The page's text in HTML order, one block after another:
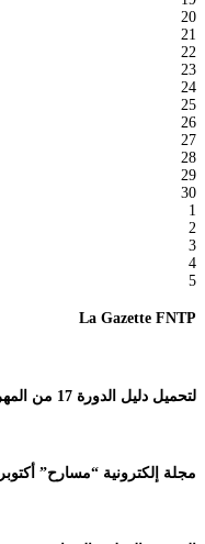
20
21
22
23
24
25
26
27
28
29
30
1
2
3
4
5
La Gazette FNTP
لتحميل دليل الدورة 17 من المهرجان الوطني للمسرح المحترف
مجلة إلكترونية “مسارح” أكتوبر 2023 /عدد تجريبي